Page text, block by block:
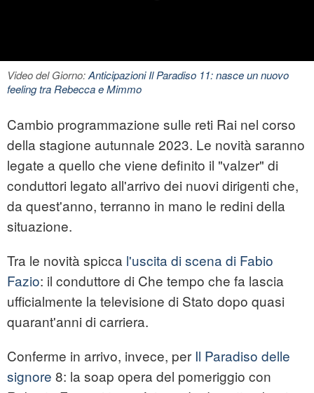
Video del Giorno:Anticipazioni Il Paradiso 11: nasce un nuovo
feeling tra Rebecca e Mimmo
Cambio programmazione sulle reti Rai nel corso
della stagione autunnale 2023. Le novità saranno
legate a quello che viene definito il "valzer" di
conduttori legato all'arrivo dei nuovi dirigenti che,
da quest'anno, terranno in mano le redini della
situazione.
Tra le novità spicca l'uscita di scena di Fabio
Fazio: il conduttore di Che tempo che fa lascia
ufficialmente la televisione di Stato dopo quasi
quarant'anni di carriera.
Conferme in arrivo, invece, per Il Paradiso delle
signore 8: la soap opera del pomeriggio con